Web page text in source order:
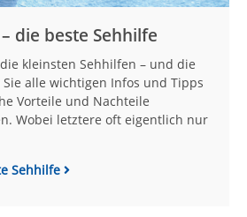
die beste Sehhilfe
kleinsten Sehhilfen – und die
alle wichtigen Infos und Tipps
Vorteile und Nachteile
Wobei letztere oft eigentlich nur
Sehhilfe